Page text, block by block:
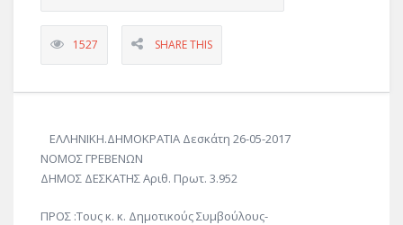
1527 SHARE THIS
ΕΛΛΗΝΙΚΗ.ΔΗΜΟΚΡΑΤΙΑ Δεσκάτη 26-05-2017
ΝΟΜΟΣ ΓΡΕΒΕΝΩΝ
ΔΗΜΟΣ ΔΕΣΚΑΤΗΣ Αριθ. Πρωτ. 3.952
ΠΡΟΣ :Τους κ. κ. Δημοτικούς Συμβούλους-